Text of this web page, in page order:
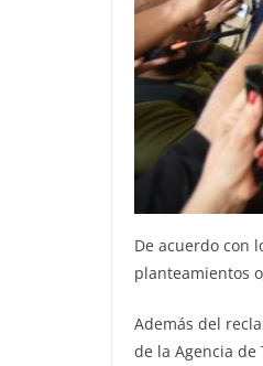
De acuerdo con
planteamientos
Además del
de la Agencia de